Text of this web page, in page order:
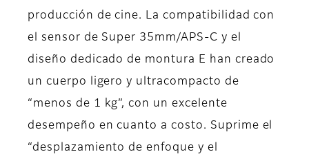
producción de cine. La compatibilidad con
el sensor de Super 35mm/APS-C y el
diseño dedicado de montura E han creado
un cuerpo ligero y ultracompacto de
“menos de 1 kg”, con un excelente
desempeño en cuanto a costo. Suprime el
“desplazamiento de enfoque y el